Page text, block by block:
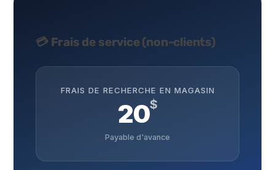
💳 Frais de service (non-clients)
FRAIS DE RECHERCHE EN MAGASIN
20$
Payable d'avance